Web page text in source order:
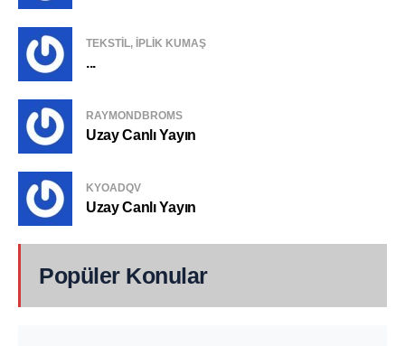
TEKSTIL, IPLIK KUMAŞ
...
RAYMONDBROMS
Uzay Canlı Yayın
KYOADQV
Uzay Canlı Yayın
Popüler Konular